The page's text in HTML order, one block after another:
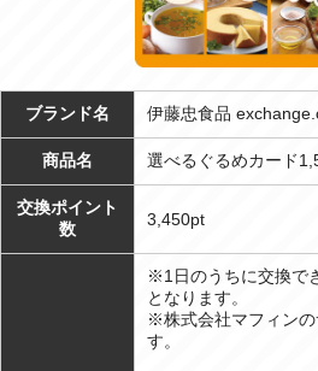
ブランド名 伊藤忠食品
商品名 選べるぐるめカード
交換ポイント
数
3,450pt
※1日のうちに交換で
となります。
※株式会社マフィンの
す。